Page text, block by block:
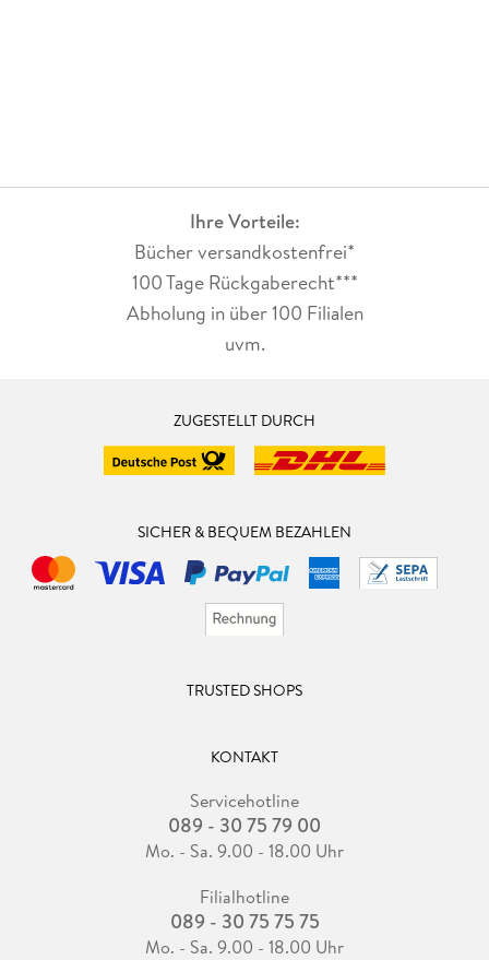
Ihre Vorteile:
Bücher versandkostenfrei*
100 Tage Rückgaberecht***
Abholung in über 100 Filialen
uvm.
ZUGESTELLT DURCH
SICHER & BEQUEM BEZAHLEN
TRUSTED SHOPS
KONTAKT
Servicehotline
089 - 30 75 79 00
Mo. - Sa. 9.00 - 18.00 Uhr
Filialhotline
089 - 30 75 75 75
Mo. - Sa. 9.00 - 18.00 Uhr